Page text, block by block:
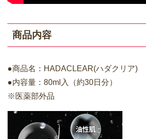
商品内容
●商品名：HADACLEAR(ハダクリア)
●内容量：80ml入（約30日分）
※医薬部外品